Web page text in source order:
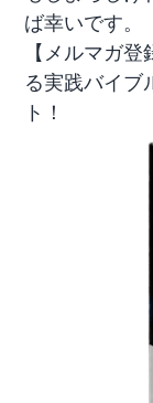
ば幸いです。
【メルマガ
る実践バイブ
ト！